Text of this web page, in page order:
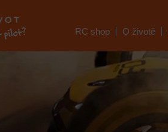
RC shop O životě